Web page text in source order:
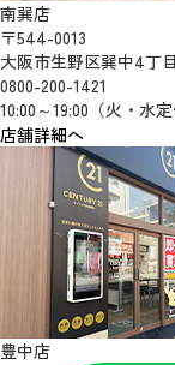
南巽店
〒544-0013
大阪市生野区巽中4丁
0800-200-1421
10:00～19:00（火・水定
店舗詳細へ
豊中店